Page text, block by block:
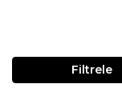
Filtrele